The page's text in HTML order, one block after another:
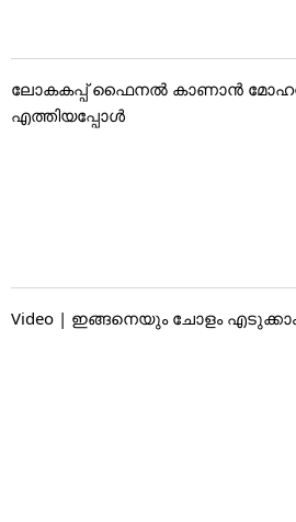
ലോകകപ്പ് ഫൈനൽ കാണാൻ
എത്തിയപ്പോൾ
Video | ഇങ്ങനെയും ചോളം